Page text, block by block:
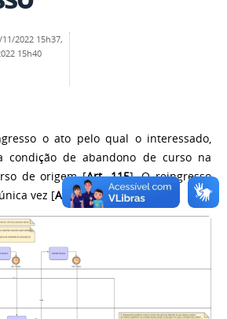
11/2022 15h37,
15h40
o ato pelo qual o interessado,
condição de abandono de curso na
de origem [Art. 115]. O reingresso
vez [Art. 119].